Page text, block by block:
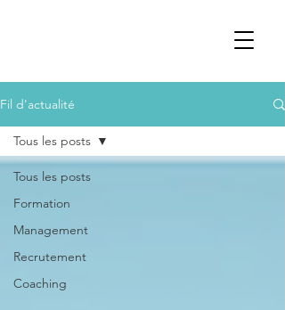
Fil d'actualité
Tous les posts
Formation
Management
Recrutement
Coaching
Tous les posts